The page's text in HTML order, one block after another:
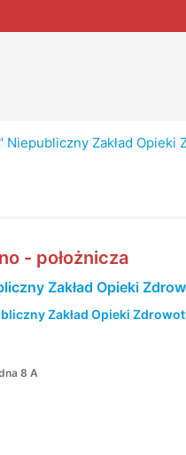
Niepubliczny Zakład Opieki
- położnicza
Zakład Opieki
Zakład Opieki
8 A